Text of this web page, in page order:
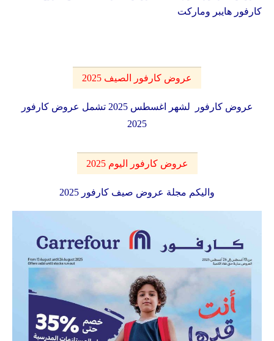
كارفور هايبر وماركت
عروض كارفور الصيف 2025
عروض كارفور لشهر اغسطس 2025 تشمل عروض كارفور
2025
عروض كارفور اليوم 2025
واليكم مجلة عروض صيف كارفور 2025